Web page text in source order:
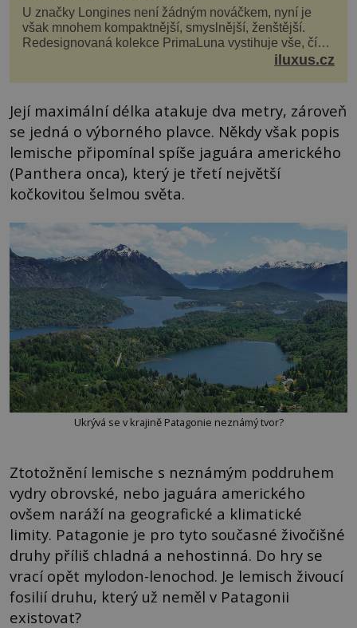
U značky Longines není žádným nováčkem, nyní je
však mnohem kompaktnější, smyslnější, ženštější.
Redesignovaná kolekce PrimaLuna vystihuje vše, čím
je značka Longines dnes a čím byla i před sto dvacet...
iluxus.cz
Její maximální délka atakuje dva metry, zároveň
se jedná o výborného plavce. Někdy však popis
lemische připomínal spíše jaguára amerického
(Panthera onca), který je třetí největší
kočkovitou šelmou světa.
Ukrývá se v krajině Patagonie neznámý tvor?
Ztotožnění lemische s neznámým poddruhem
vydry obrovské, nebo jaguára amerického
ovšem naráží na geografické a klimatické
limity. Patagonie je pro tyto současné živočišné
druhy příliš chladná a nehostinná. Do hry se
vrací opět mylodon-lenochod. Je lemisch živoucí
fosilií druhu, který už neměl v Patagonii
existovat?